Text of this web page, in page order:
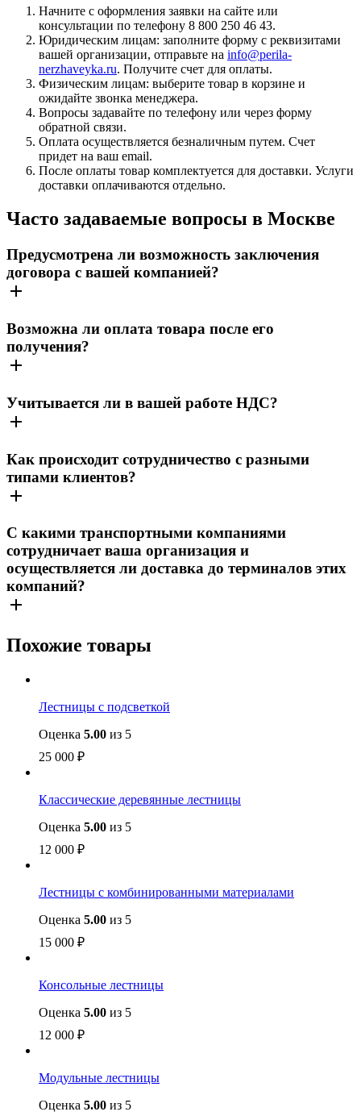
Начните с оформления заявки на сайте или
консультации по телефону 8 800 250 46 43.
Юридическим лицам: заполните форму с реквизитами
вашей организации, отправьте на info@perila-
nerzhaveyka.ru. Получите счет для оплаты.
Физическим лицам: выберите товар в корзине и
ожидайте звонка менеджера.
Вопросы задавайте по телефону или через форму
обратной связи.
Оплата осуществляется безналичным путем. Счет
придет на ваш email.
После оплаты товар комплектуется для доставки. Услуги
доставки оплачиваются отдельно.
Часто задаваемые вопросы в Москве
Предусмотрена ли возможность заключения
договора с вашей компанией?
Возможна ли оплата товара после его
получения?
Учитывается ли в вашей работе НДС?
Как происходит сотрудничество с разными
типами клиентов?
С какими транспортными компаниями
сотрудничает ваша организация и
осуществляется ли доставка до терминалов этих
компаний?
Похожие товары
Лестницы с подсветкой
Оценка 5.00 из 5
25 000 ₽
Классические деревянные лестницы
Оценка 5.00 из 5
12 000 ₽
Лестницы с комбинированными материалами
Оценка 5.00 из 5
15 000 ₽
Консольные лестницы
Оценка 5.00 из 5
12 000 ₽
Модульные лестницы
Оценка 5.00 из 5